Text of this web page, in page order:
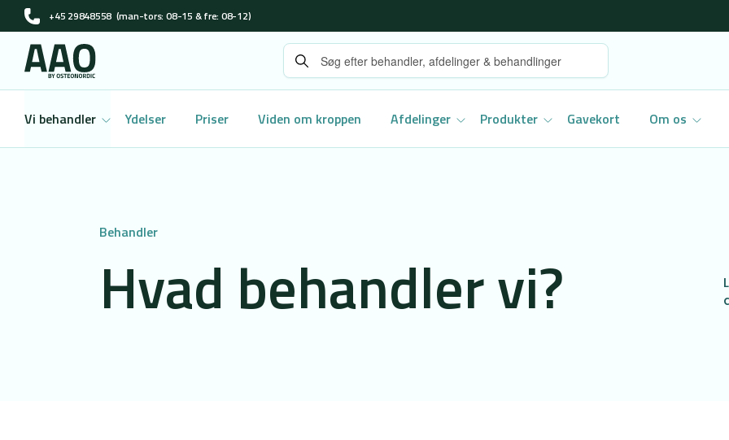
+45 29848558 (man-tors: 08-15 & fre: 08-12)
Vi behandler Ydelser Priser Viden om kroppen Afdelinger Produkter Gavekort Om os
Behandler
Hvad behandler vi?